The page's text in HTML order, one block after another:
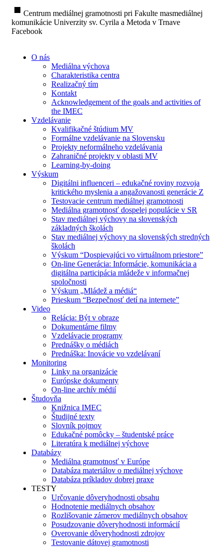
stop Centrum mediálnej gramotnosti pri Fakulte masmediálnej
komunikácie Univerzity sv. Cyrila a Metoda v Trnave
Facebook
O nás
Mediálna výchova
Charakteristika centra
Realizačný tím
Kontakt
Acknowledgement of the goals and activities of
the IMEC
Vzdelávanie
Kvalifikačné štúdium MV
Formálne vzdelávanie na Slovensku
Projekty neformálneho vzdelávania
Zahraničné projekty v oblasti MV
Learning-by-doing
Výskum
Digitálni influenceri – edukačné roviny rozvoja
kritického myslenia a angažovanosti generácie Z
Testovacie centrum mediálnej gramotnosti
Mediálna gramotnosť dospelej populácie v SR
Stav mediálnej výchovy na slovenských
základných školách
Stav mediálnej výchovy na slovenských stredných
školách
Výskum “Dospievajúci vo virtuálnom priestore”
On-line Generácia: Informácie, komunikácia a
digitálna participácia mládeže v informačnej
spoločnosti
Výskum „Mládež a médiá“
Prieskum “Bezpečnosť detí na internete”
Video
Relácia: Být v obraze
Dokumentárne filmy
Vzdelávacie programy
Prednášky o médiách
Prednáška: Inovácie vo vzdelávaní
Monitoring
Linky na organizácie
Európske dokumenty
On-line archív médií
Študovňa
Knižnica IMEC
Študijné texty
Slovník pojmov
Edukačné pomôcky – študentské práce
Literatúra k mediálnej výchove
Databázy
Mediálna gramotnosť v Európe
Databáza materiálov o mediálnej výchove
Databáza príkladov dobrej praxe
TESTY
Určovanie dôveryhodnosti obsahu
Hodnotenie mediálnych obsahov
Rozlišovanie zámerov mediálnych obsahov
Posudzovanie dôveryhodnosti informácií
Overovanie dôveryhodnosti zdrojov
Testovanie dátovej gramotnosti